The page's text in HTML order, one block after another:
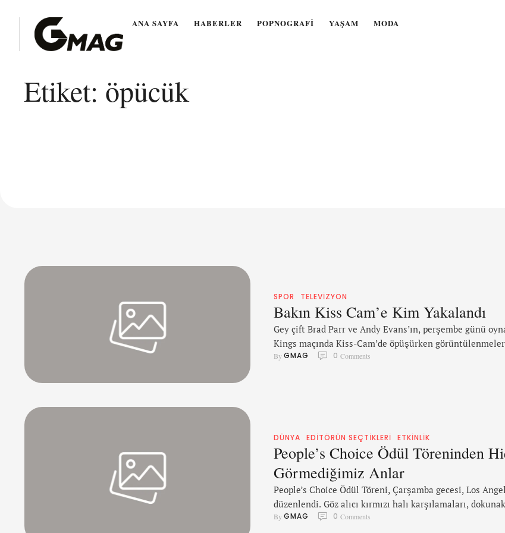
ANA SAYFA HABERLER POPNOGRAFI YAŞAM MODA
Etiket: öpücük
SPOR TELEVIZYON
Bakın Kiss Cam’e Kim Yakalandı
Gey çift Brad Parr ve Andy Evans’ın, perşembe günü
Kings maçında Kiss-Cam’de öpüşürken
kişi tarafından sevinç içinde karşılandı. Outsports ile
By GMAG 0 Comments
DÜNYA EDITÖRÜN SEÇTIKLERI ETKINLIK
People’s Choice Ödül Töreninden
Görmediğimiz Anlar
People’s Choice Ödül Töreni, Çarşamba gecesi, Los
düzenlendi. Göz alıcı kırmızı halı karşılamaları,
konuşmaları ve enerjik performanslar gözlerden kaçmadı.
By GMAG 0 Comments